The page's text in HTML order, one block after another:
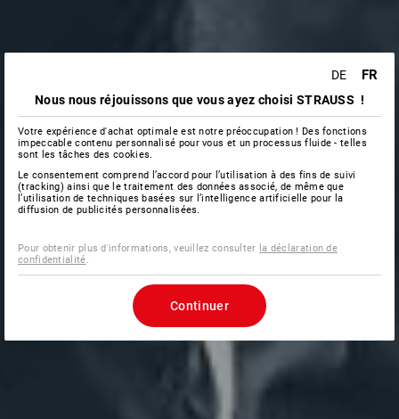
DE FR
Nous nous réjouissons que vous ayez choisi STRAUSS !
Votre expérience d'achat optimale est notre préoccupation ! Des fonctions
impeccable contenu personnalisé pour vous et un processus fluide - telles
sont les tâches des cookies.
Le consentement comprend l’accord pour l’utilisation à des fins de suivi
(tracking) ainsi que le traitement des données associé, de même que
l’utilisation de techniques basées sur l’intelligence artificielle pour la
diffusion de publicités personnalisées.
Pour obtenir plus d'informations, veuillez consulter la déclaration de
confidentialité.
Continuer